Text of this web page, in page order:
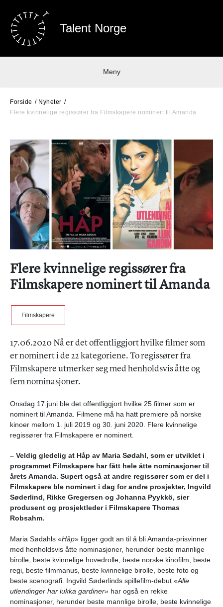
Talent Norge
Meny
Forside
Nyheter
Flere kvinnelige regissører fra Filmskapere nominert til Amanda
Flere kvinnelige regissører fra
Filmskapere nominert til Amanda
Filmskapere
17.06.2020 Nå er det offentliggjort hvilke filmer som
er nominert i de 22 kategoriene. To regissører fra
Filmskapere utmerker seg med henholdsvis åtte og
fem nominasjoner.
Onsdag 17.juni ble det offentliggjort hvilke 25 filmer som er
nominert til Amanda. Filmene må ha hatt premiere på norske
kinoer mellom 1. juli 2019 og 30. juni 2020. Flere kvinnelige
regissører fra Filmskapere er nominert.
– Veldig gledelig at Håp av Maria Sødahl, som er utviklet i
programmet Filmskapere har fått hele åtte nominasjoner til
årets Amanda. Supert også at andre regissører som er del i
Filmskapere ble nominert i dag for andre prosjekter, Ingvild
Søderlind, Rikke Gregersen og Johanna Pyykkö, sier
produsent og prosjektleder i Filmskapere Thomas
Robsahm.
Maria Sødahls «Håp» ligger godt an til å bli Amanda-prisvinner
med henholdsvis åtte nominasjoner, herunder beste mannlige
birolle, beste kvinnelige hovedrolle, beste norske kinofilm, beste
regi, beste filmmanus, beste kvinnelige birolle, beste foto og
beste scenografi. Ingvild Søderlinds spillefilm-debut «Alle
utlendinger har lukka gardiner» har også en rekke
nominasjoner, herunder beste mannlige birolle, beste kvinnelige